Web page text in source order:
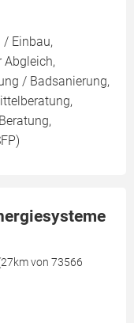
/ Einbau,
Abgleich,
/ Badsanierung,
von 73566